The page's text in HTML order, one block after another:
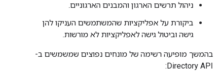
ניהול תרשים הארגון והמבנים הארגוניים.
ביקורת על אפליקציות שהמשתמשים העניקו להן
גישה וביטול גישה לאפליקציות לא מורשות.
בהמשך מופיעה רשימה של מונחים נפוצים שמשמשים ב-
Directory API: